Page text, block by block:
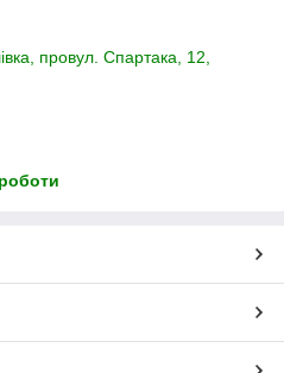
провул. Спартака, 12,